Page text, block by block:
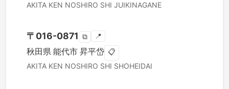
AKITA KEN NOSHIRO SHI JUIKINAGANE
〒 016-0871 ⧉ 📍
秋田県 能代市 昇平岱 📋
AKITA KEN NOSHIRO SHI SHOHEIDAI